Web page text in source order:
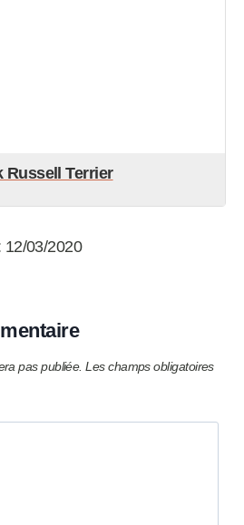
Russell Terrier
12/03/2020
pas publiée. Les champs obligatoires